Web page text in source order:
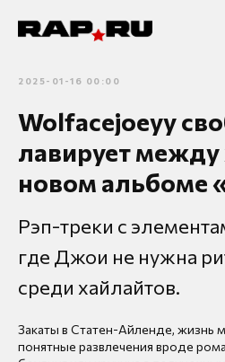
2025-01-16 00:00
Wolfacejoeyy
лавирует
новом альбоме
Рэп-треки с
где Джои не нужна
среди хайлайтов.
Закаты в Статен-Айленде, жизнь
понятные развлечения вроде